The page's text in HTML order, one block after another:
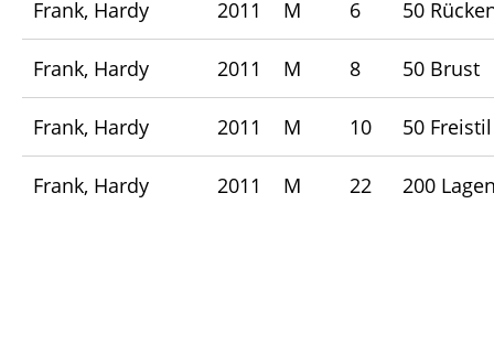
Frank, Hardy 2011 M 6 50
Frank, Hardy 2011 M 8 50 Brust
Frank, Hardy 2011 M 10 50 Freistil
Frank, Hardy 2011 M 22 200